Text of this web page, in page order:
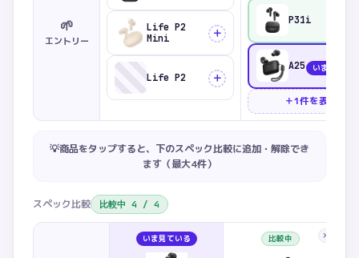
🌱
エントリー
Life P2
Mini
＋
Life P2 ＋
P31i
A25i いま見てい
＋1件を表示
💡商品をタップすると、下のスペック比較に追加・解除でき
ます（最大4件）
スペック比較 比較中 4 / 4
いま見ている 比較中 ×